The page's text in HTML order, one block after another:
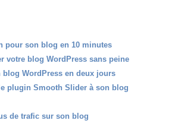
pour son blog en 10 minutes
votre blog WordPress sans peine
blog WordPress en deux jours
plugin Smooth Slider à son blog
de trafic sur son blog